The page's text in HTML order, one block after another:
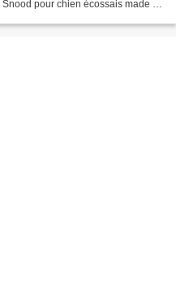
pour chien écossais made in